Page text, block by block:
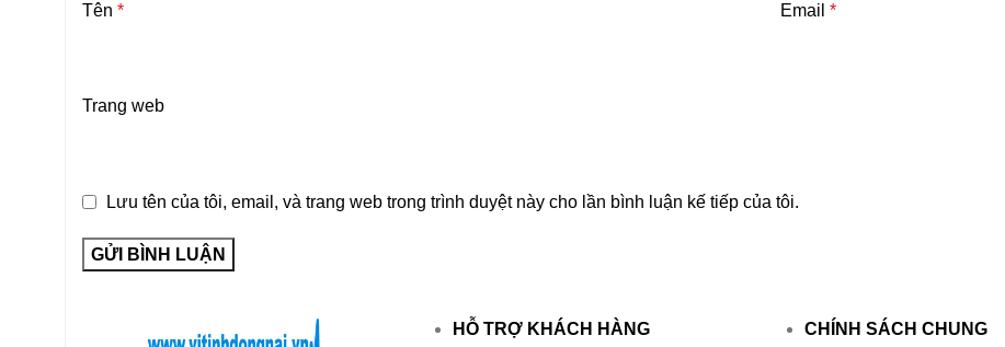
Tên * Email *
Trang web
Lưu tên của tôi, email, và trang web trong trình duyệt này cho lần bình luận kế tiếp của tôi.
HỖ TRỢ KHÁCH HÀNG CHÍNH SÁCH CHUNG